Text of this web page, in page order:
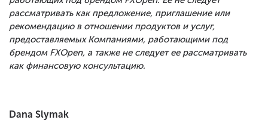
рассматривать как предложение, приглашение или
рекомендацию в отношении продуктов и услуг,
предоставляемых Компаниями, работающими под
брендом FXOpen, а также не следует ее рассматривать
как финансовую консультацию.
Dana Slymak